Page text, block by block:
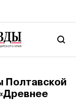
Полтавской